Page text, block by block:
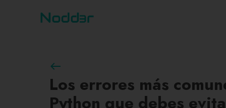
west
Los errores más
Python que debes